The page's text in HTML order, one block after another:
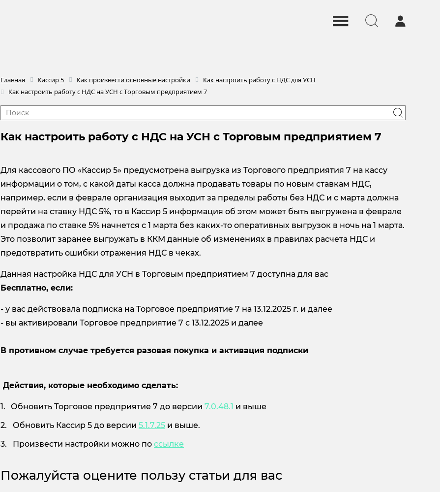
Главная Кассир 5 Как произвести основные настройки
Как настроить работу с НДС для УСН
Как настроить работу с НДС на УСН с Торговым предприятием 7
Как настроить работу с НДС на УСН с Торговым предприятием 7
Для кассового ПО «Кассир 5» предусмотрена выгрузка из Торгового предприятия 7 на кассу
информации о том, с какой даты касса должна продавать товары по новым ставкам НДС,
например, если в феврале организация выходит за пределы работы без НДС и с марта должна
перейти на ставку НДС 5%, то в Кассир 5 информация об этом может быть выгружена в феврале
и продажа по ставке 5% начнется с 1 марта без каких-то оперативных выгрузок в ночь на 1 марта.
Это позволит заранее выгружать в ККМ данные об изменениях в правилах расчета НДС и
предотвратить ошибки отражения НДС в чеках.
Данная настройка НДС для УСН в Торговым предприятием 7 доступна для вас
Бесплатно, если:
- у вас действовала подписка на Торговое предприятие 7 на 13.12.2025 г. и далее
- вы активировали Торговое предприятие 7 с 13.12.2025 и далее
В противном случае требуется разовая покупка и активация подписки
Действия, которые необходимо сделать:
Обновить Торговое предприятие 7 до версии 7.0.48.1 и выше
Обновить Кассир 5 до версии 5.1.7.25 и выше.
Произвести настройки можно по ссылке
Пожалуйста оцените пользу статьи для вас